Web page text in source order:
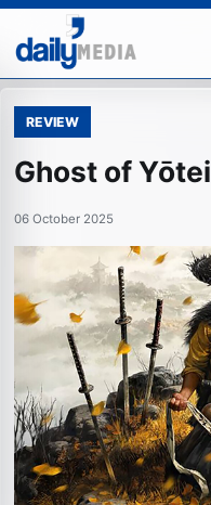
REVIEW
Ghost of Yōtei
06 October 2025